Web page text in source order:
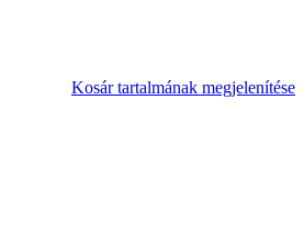
Kosár tartalmának megjelenítése